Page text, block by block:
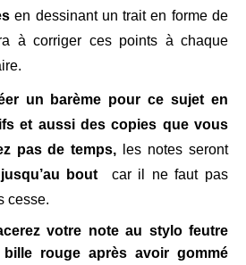
en dessinant un trait en forme de
à corriger ces points à chaque
un barème pour ce sujet en
et aussi des copies que vous
pas de temps, les notes seront
bout car il ne faut pas
cesse.
votre note au stylo feutre
rouge après avoir gommé